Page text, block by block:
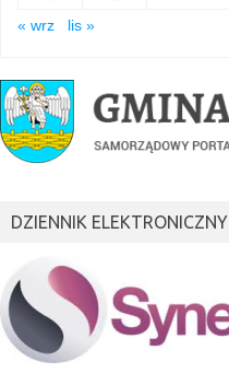
« wrz
lis »
DZIENNIK ELEKTRONICZNY